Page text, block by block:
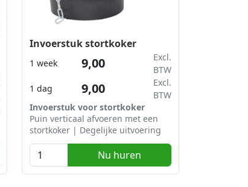
Invoerstuk stortkoker
1 dag 9,00
Excl.
BTW
1 week 9,00
Excl.
BTW
Invoerstuk voor stortkoker
Puin verticaal afvoeren met een
stortkoker | Degelijke uitvoering
Nu huren